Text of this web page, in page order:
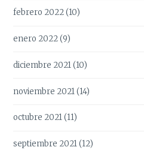
febrero 2022(10)
enero 2022(9)
diciembre 2021(10)
noviembre 2021(14)
octubre 2021(11)
septiembre 2021(12)